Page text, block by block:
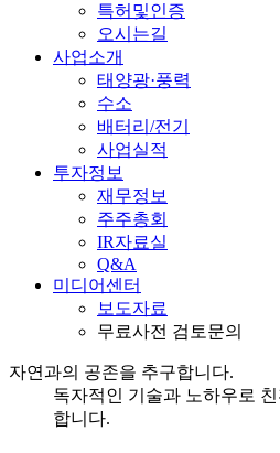
특허및인증
오시는길
사업소개
태양광·풍력
수소
배터리/전기
사업실적
투자정보
재무정보
주주총회
IR자료실
Q&A
미디어센터
보도자료
무료사전 검토문의
자연과의 공존을 추구합니다.
독자적인 기술과 노하우로
합니다.